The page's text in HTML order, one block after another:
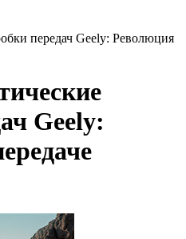
передач Geely: Революция
Geely: